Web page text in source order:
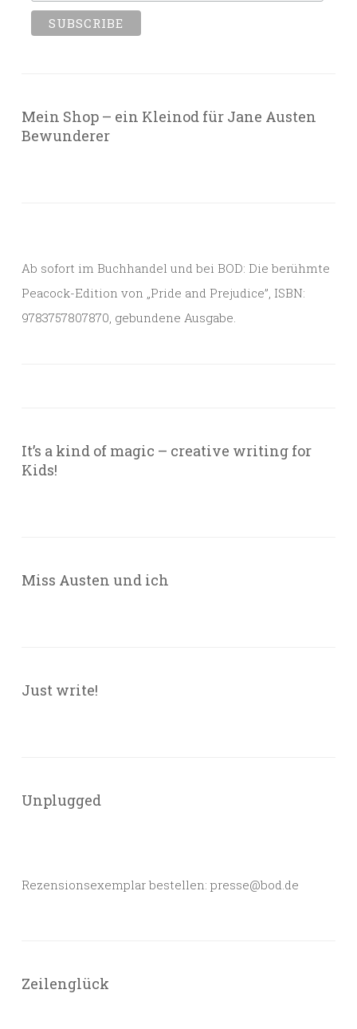
Mein Shop – ein Kleinod für Jane Austen
Bewunderer
Ab sofort im Buchhandel und bei BOD: Die berühmte
Peacock-Edition von „Pride and Prejudice”, ISBN:
9783757807870, gebundene Ausgabe.
It’s a kind of magic – creative writing for
Kids!
Miss Austen und ich
Just write!
Unplugged
Rezensionsexemplar bestellen: presse@bod.de
Zeilenglück